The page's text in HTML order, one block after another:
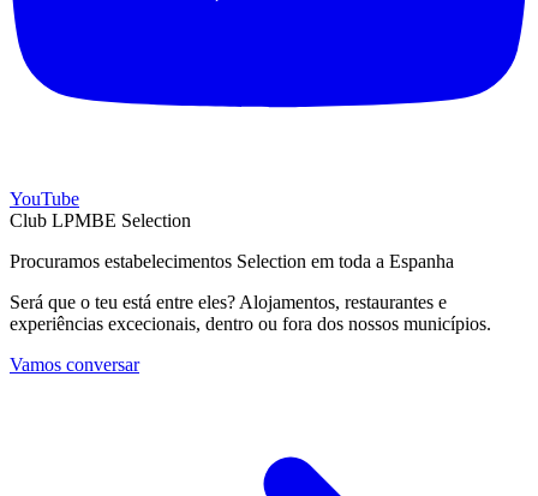
YouTube
Club LPMBE Selection
Procuramos estabelecimentos Selection em toda a Espanha
Será que o teu está entre eles? Alojamentos, restaurantes e
experiências excecionais, dentro ou fora dos nossos municípios.
Vamos conversar